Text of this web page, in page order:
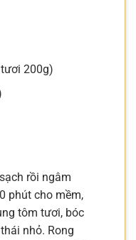
200g)
rồi ngâm
phút cho mềm,
tôm tươi, bóc
nhỏ. Rong